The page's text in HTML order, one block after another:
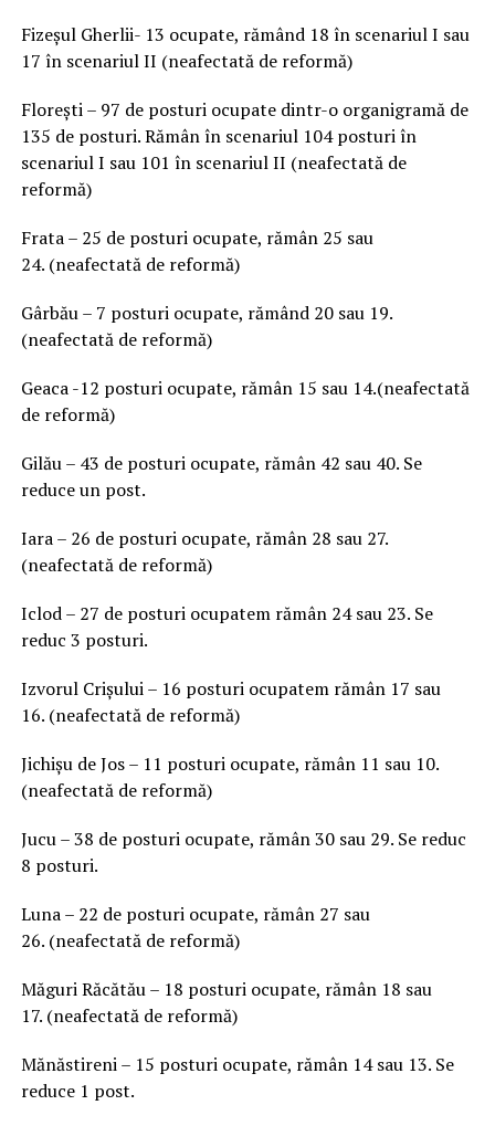
Fizeșul Gherlii- 13 ocupate, rămând 18 în scenariul I sau
17 în scenariul II (neafectată de reformă)
Florești – 97 de posturi ocupate dintr-o organigramă de
135 de posturi. Rămân în scenariul 104 posturi în
scenariul I sau 101 în scenariul II (neafectată de
reformă)
Frata – 25 de posturi ocupate, rămân 25 sau
24. (neafectată de reformă)
Gârbău – 7 posturi ocupate, rămând 20 sau 19.
(neafectată de reformă)
Geaca -12 posturi ocupate, rămân 15 sau 14.(neafectată
de reformă)
Gilău – 43 de posturi ocupate, rămân 42 sau 40. Se
reduce un post.
Iara – 26 de posturi ocupate, rămân 28 sau 27.
(neafectată de reformă)
Iclod – 27 de posturi ocupatem rămân 24 sau 23. Se
reduc 3 posturi.
Izvorul Crișului – 16 posturi ocupatem rămân 17 sau
16. (neafectată de reformă)
Jichișu de Jos – 11 posturi ocupate, rămân 11 sau 10.
(neafectată de reformă)
Jucu – 38 de posturi ocupate, rămân 30 sau 29. Se reduc
8 posturi.
Luna – 22 de posturi ocupate, rămân 27 sau
26. (neafectată de reformă)
Măguri Răcătău – 18 posturi ocupate, rămân 18 sau
17. (neafectată de reformă)
Mănăstireni – 15 posturi ocupate, rămân 14 sau 13. Se
reduce 1 post.